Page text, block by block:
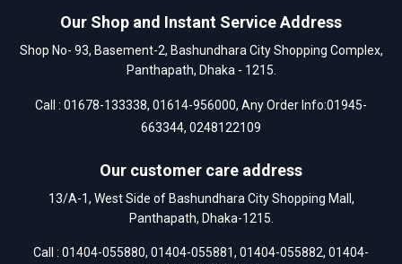
Our Shop and Instant Service Address
Shop No- 93, Basement-2, Bashundhara City Shopping Complex,
Panthapath, Dhaka - 1215.
Call : 01678-133338, 01614-956000, Any Order Info:01945-
663344, 0248122109
Our customer care address
13/A-1, West Side of Bashundhara City Shopping Mall,
Panthapath, Dhaka-1215.
Call : 01404-055880, 01404-055881, 01404-055882, 01404-